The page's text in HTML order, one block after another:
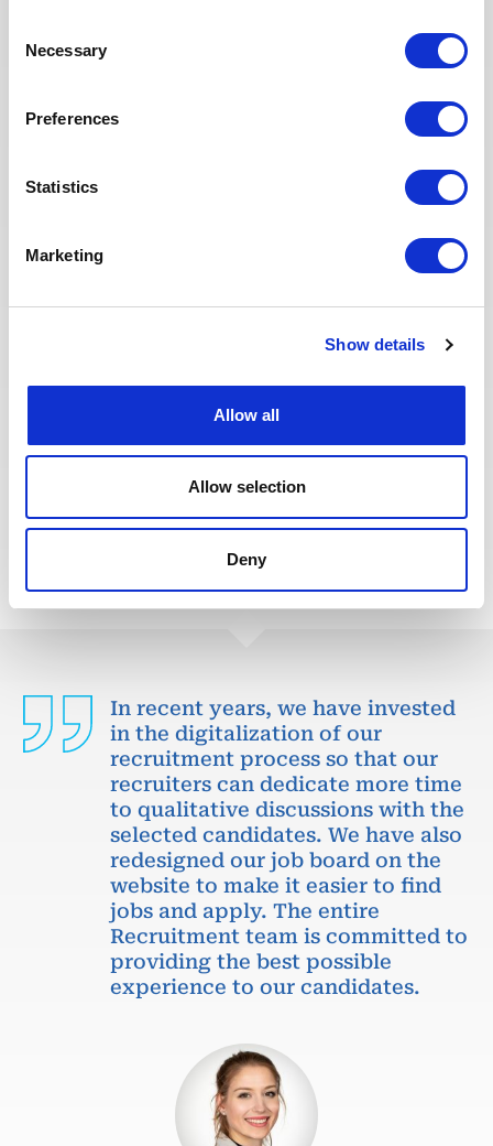
Selection
Necessary
Preferences
Statistics
Marketing
Show details
Allow all
Allow selection
Deny
Posted 23 days ago
consultant team for an Oil and Gas project in Algeria.
In recent years, we have invested
in the digitalization of our
recruitment process so that our
recruiters can dedicate more time
to qualitative discussions with the
selected candidates. We have also
redesigned our job board on the
website to make it easier to find
jobs and apply. The entire
Recruitment team is committed to
providing the best possible
experience to our candidates.